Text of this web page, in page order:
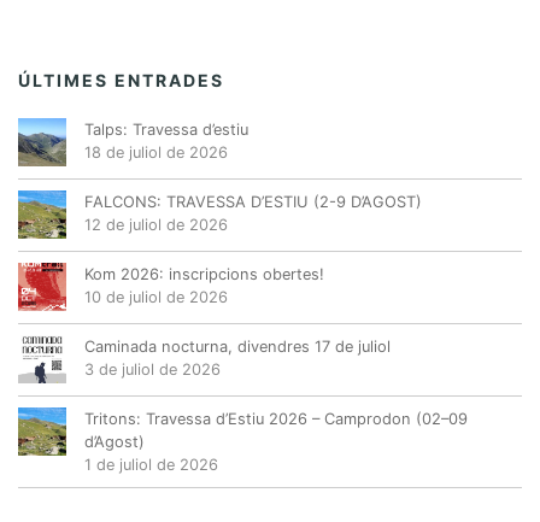
ÚLTIMES ENTRADES
Talps: Travessa d’estiu
18 de juliol de 2026
FALCONS: TRAVESSA D’ESTIU (2-9 D’AGOST)
12 de juliol de 2026
Kom 2026: inscripcions obertes!
10 de juliol de 2026
Caminada nocturna, divendres 17 de juliol
3 de juliol de 2026
Tritons: Travessa d’Estiu 2026 – Camprodon (02–09
d’Agost)
1 de juliol de 2026